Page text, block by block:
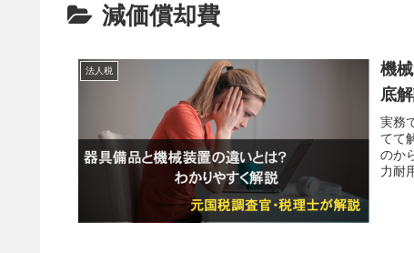
減価償却費
法人税
機
底
実務
てて
のか
力耐